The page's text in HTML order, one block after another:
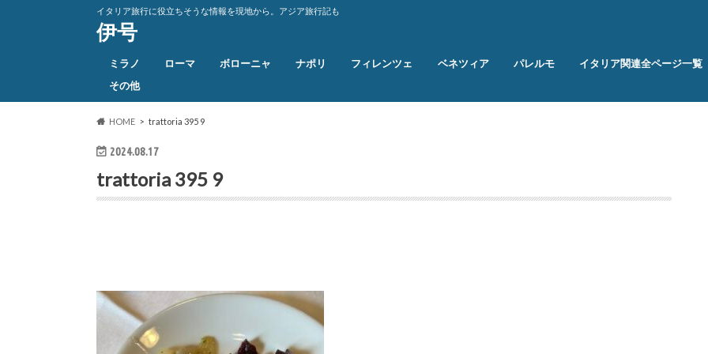
イタリア旅行に役立ちそうな情報を現地から。アジア旅行記も
伊号
ミラノ ローマ ボローニャ ナポリ フィレンツェ ベネツィア パレルモ イタリア関連全ページ一覧
その他
HOME trattoria 395 9
2024.08.17
trattoria 395 9